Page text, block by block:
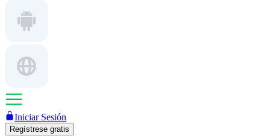
Iniciar Sesión
Regístrese gratis